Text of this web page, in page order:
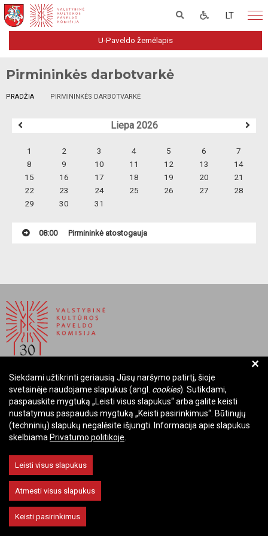
LT
U-Paveldo žemėlapis
Pirmininkės darbotvarkė
PRADŽIA PIRMININKĖS DARBOTVARKĖ
Liepa 2026
1 2 3 4 5 6
7
8
9 10 11 12 13
14
15
16 17 18 19 20
21
22
23 24 25 26 27
28
29
30 31
08:00 Pirmininkė atostogauja
BIUDŽETINĖ ĮSTAIGA LIETUVOS RESPUBLIKOS
VALSTYBINĖ KULTŪROS PAVELDO KOMISIJA
Įmonės kodas: Juridinių asmenų registre 288700520
Adresas: Rūdninkų g. 13, 01135 Vilnius
El. paštas: komisija@vkpk.lt
BENDRAUKIME
+
Siekdami užtikrinti geriausią Jūsų naršymo patirtį, šioje
svetainėje naudojame slapukus (angl. cookies). Sutikdami,
paspauskite mygtuką „Leisti visus slapukus“ arba galite keisti
nustatymus paspaudus mygtuką „Keisti pasirinkimus“. Būtinųjų
(techninių) slapukų negalėsite išjungti. Informacija apie slapukus
skelbiama Privatumo politikoje
Leisti visus slapukus
Atmesti visus slapukus
Keisti pasirinkimus